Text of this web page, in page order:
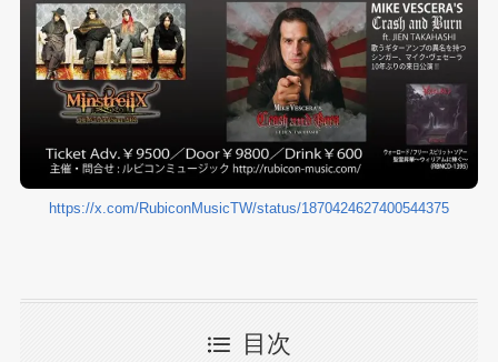
https://x.com/RubiconMusicTW/status/1870424627400544375
目次